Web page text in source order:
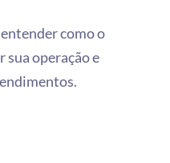
como o
sua operação e